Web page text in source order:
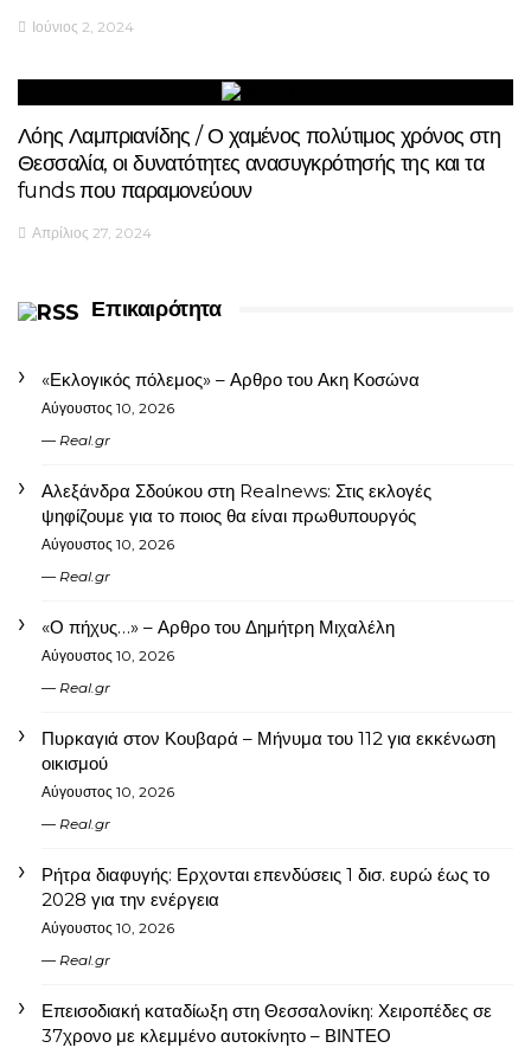
Ιούνιος 2, 2024
Λόης Λαμπριανίδης / Ο χαμένος πολύτιμος χρόνος στη
Θεσσαλία, οι δυνατότητες ανασυγκρότησής της και τα
funds που παραμονεύουν
Απρίλιος 27, 2024
Επικαιρότητα
«Εκλογικός πόλεμος» – Αρθρο του Ακη Κοσώνα
Αύγουστος 10, 2026
Real.gr
Αλεξάνδρα Σδούκου στη Realnews: Στις εκλογές
ψηφίζουμε για το ποιος θα είναι πρωθυπουργός
Αύγουστος 10, 2026
Real.gr
«Ο πήχυς…» – Αρθρο του Δημήτρη Μιχαλέλη
Αύγουστος 10, 2026
Real.gr
Πυρκαγιά στον Κουβαρά – Μήνυμα του 112 για εκκένωση
οικισμού
Αύγουστος 10, 2026
Real.gr
Ρήτρα διαφυγής: Ερχονται επενδύσεις 1 δισ. ευρώ έως το
2028 για την ενέργεια
Αύγουστος 10, 2026
Real.gr
Επεισοδιακή καταδίωξη στη Θεσσαλονίκη: Χειροπέδες σε
37χρονο με κλεμμένο αυτοκίνητο – ΒΙΝΤΕΟ